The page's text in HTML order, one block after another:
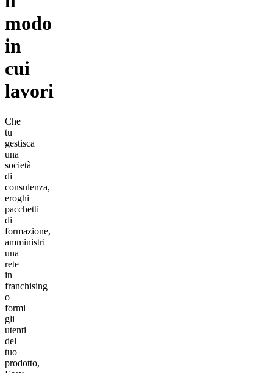
modo
in
cui
lavori
Che
tu
gestisca
una
società
di
consulenza,
eroghi
pacchetti
di
formazione,
amministri
una
rete
in
franchising
o
formi
gli
utenti
del
tuo
prodotto,